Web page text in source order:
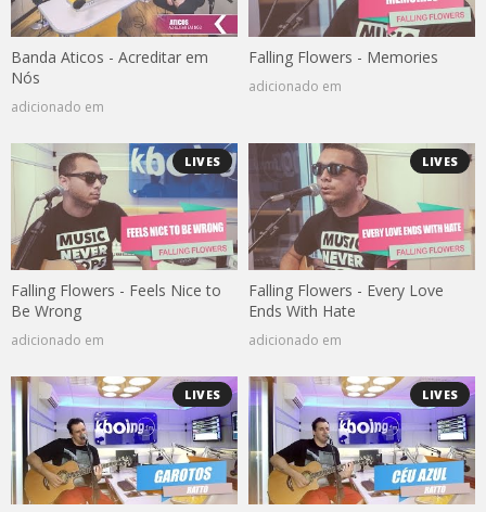
Banda Aticos - Acreditar em
Nós
adicionado em
Falling Flowers - Memories
adicionado em
LIVES
Falling Flowers - Feels Nice to
Be Wrong
adicionado em
LIVES
Falling Flowers - Every Love
Ends With Hate
adicionado em
LIVES LIVES